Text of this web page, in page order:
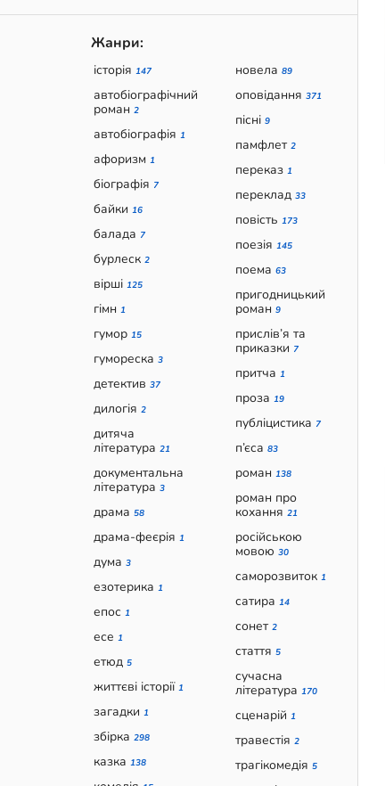
Жанри:
історія 147
автобіографічний
роман 2
автобіографія 1
афоризм 1
біографія 7
байки 16
балада 7
бурлеск 2
вірші 125
гімн 1
гумор 15
гумореска 3
детектив 37
дилогія 2
дитяча
література 21
документальна
література 3
драма 58
драма-феєрія 1
дума 3
езотерика 1
епос 1
есе 1
етюд 5
життєві історії 1
загадки 1
збірка 298
казка 138
новела 89
оповідання 371
пісні 9
памфлет 2
переказ 1
переклад 33
повість 173
поезія 145
поема 63
пригодницький
роман 9
прислів’я та
приказки 7
притча 1
проза 19
публіцистика 7
п’єса 83
роман 138
роман про
кохання 21
російською
мовою 30
саморозвиток 1
сатира 14
сонет 2
стаття 5
сучасна
література 170
сценарій 1
травестія 2
трагікомедія 5